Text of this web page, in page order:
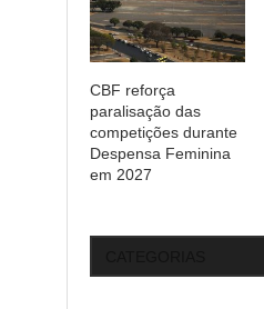
CBF reforça
paralisação das
competições durante
Despensa Feminina
em 2027